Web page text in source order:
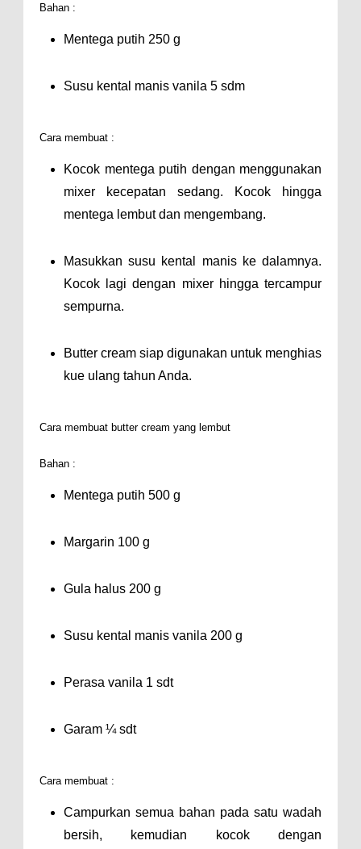
Bahan :
Mentega putih 250 g
Susu kental manis vanila 5 sdm
Cara membuat :
Kocok mentega putih dengan menggunakan
mixer kecepatan sedang. Kocok hingga
mentega lembut dan mengembang.
Masukkan susu kental manis ke dalamnya.
Kocok lagi dengan mixer hingga tercampur
sempurna.
Butter cream siap digunakan untuk menghias
kue ulang tahun Anda.
Cara membuat butter cream yang lembut
Bahan :
Mentega putih 500 g
Margarin 100 g
Gula halus 200 g
Susu kental manis vanila 200 g
Perasa vanila 1 sdt
Garam ¼ sdt
Cara membuat :
Campurkan semua bahan pada satu wadah
bersih, kemudian kocok dengan